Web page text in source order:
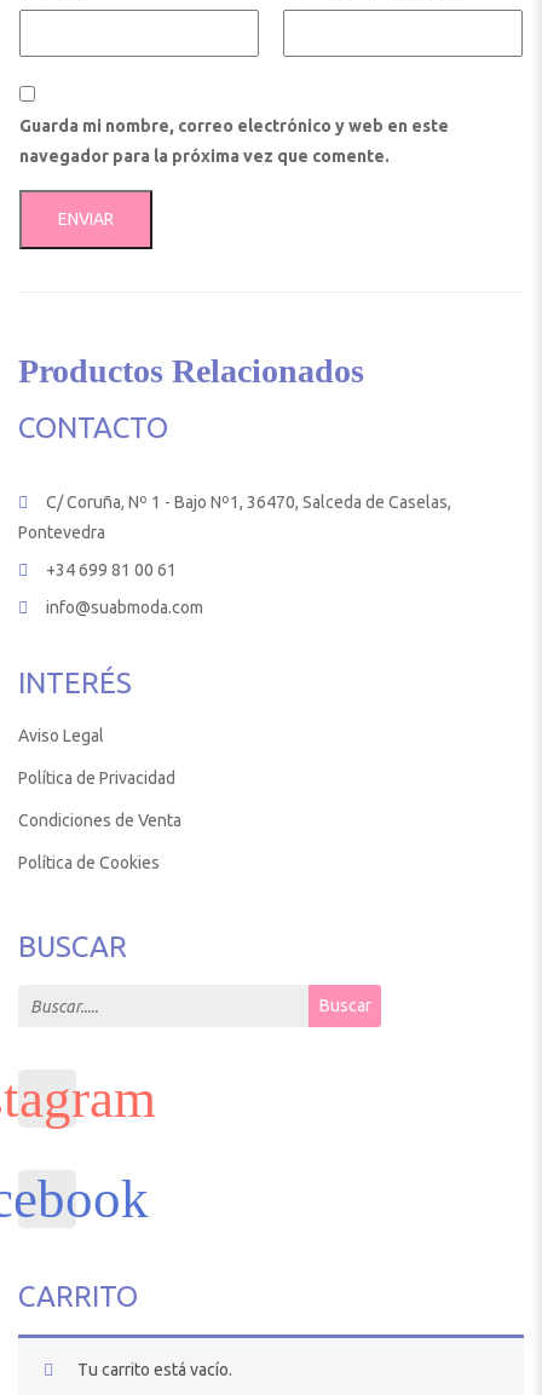
Guarda mi nombre, correo electrónico y web en este
navegador para la próxima vez que comente.
Productos Relacionados
CONTACTO
C/ Coruña, Nº 1 - Bajo Nº1, 36470, Salceda de Caselas,
Pontevedra
+34 699 81 00 61
info@suabmoda.com
INTERÉS
Aviso Legal
Política de Privacidad
Condiciones de Venta
Política de Cookies
BUSCAR
Search for: Buscar
CARRITO
Tu carrito está vacío.